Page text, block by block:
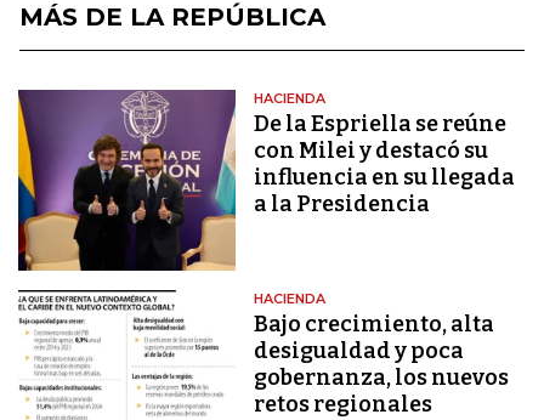
MÁS DE LA REPÚBLICA
HACIENDA
De la Espriella se reúne
con Milei y destacó su
influencia en su llegada
a la Presidencia
HACIENDA
Bajo crecimiento, alta
desigualdad y poca
gobernanza, los nuevos
retos regionales